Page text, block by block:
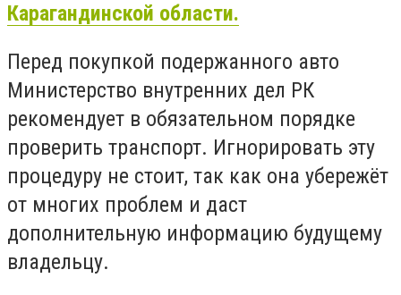
Карагандинской области.
Перед покупкой подержанного авто
Министерство внутренних дел РК
рекомендует в обязательном порядке
проверить транспорт. Игнорировать эту
процедуру не стоит, так как она убережёт
от многих проблем и даст
дополнительную информацию будущему
владельцу.